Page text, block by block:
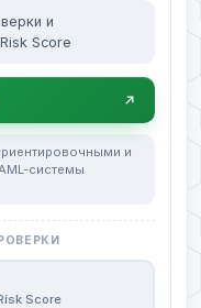
и
Score
и
системы
Score